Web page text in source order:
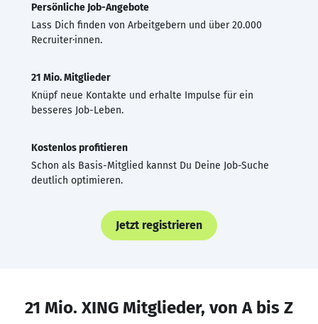
Persönliche Job-Angebote
Lass Dich finden von Arbeitgebern und über 20.000
Recruiter·innen.
21 Mio. Mitglieder
Knüpf neue Kontakte und erhalte Impulse für ein
besseres Job-Leben.
Kostenlos profitieren
Schon als Basis-Mitglied kannst Du Deine Job-Suche
deutlich optimieren.
Jetzt registrieren
21 Mio. XING Mitglieder, von A bis Z